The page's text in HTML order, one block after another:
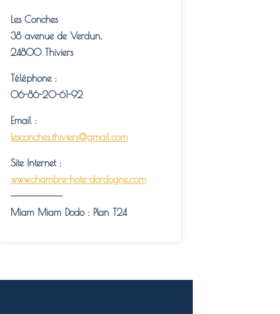
Les Conches
38 avenue de Verdun,
24800 Thiviers
Téléphone :
06-86-20-61-92
Email :
lesconches.thiviers@gmail.com
Site Internet :
www.chambre-hote-dordogne.com
———————————
Miam Miam Dodo : Plan T24